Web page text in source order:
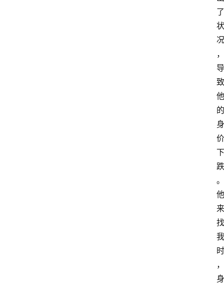
了
状
况
，
导
致
他
的
身
价
下
跌
。
他
来
找
我
时
，
身